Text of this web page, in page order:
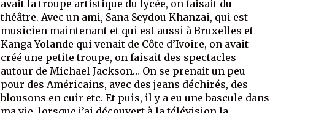
avait la troupe artistique du lycée, on faisait du
théâtre. Avec un ami, Sana Seydou Khanzai, qui est
musicien maintenant et qui est aussi à Bruxelles et
Kanga Yolande qui venait de Côte d’Ivoire, on avait
créé une petite troupe, on faisait des spectacles
autour de Michael Jackson… On se prenait un peu
pour des Américains, avec des jeans déchirés, des
blousons en cuir etc. Et puis, il y a eu une bascule dans